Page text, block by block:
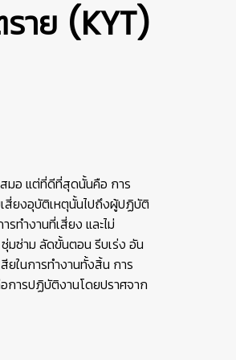
าย (KYT)
มอ แต่ที่ดีที่สุดนั้นคือ การ
สี่ยงอุบัติเหตุนั้นไปถึงผู้ปฏิบัติ
ทำงานที่เสี่ยง และไม่
มซ่าม ลัดขั้นตอน รีบเร่ง อัน
ในการทำงานทั้งสิ้น การ
ารปฏิบัติงานโดยปราศจาก